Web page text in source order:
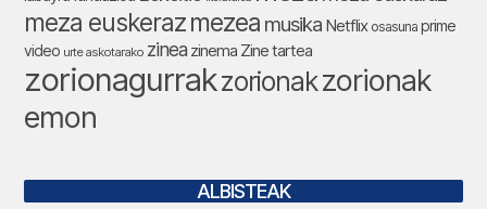
meza euskerazmezea musika Netflix osasuna prime
video urte askotarako zinea zinema Zine tartea
zorionagurrakzorionakzorionak
emon
ALBISTEAK